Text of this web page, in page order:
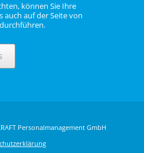
können Sie Ihre
auch auf der Seite von
Personalmanagement GmbH